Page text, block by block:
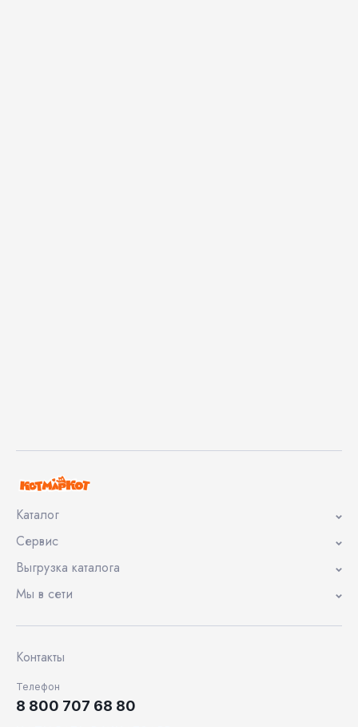
Каталог
Сервис
Выгрузка каталога
Мы в сети
Контакты
Телефон
8 800 707 68 80